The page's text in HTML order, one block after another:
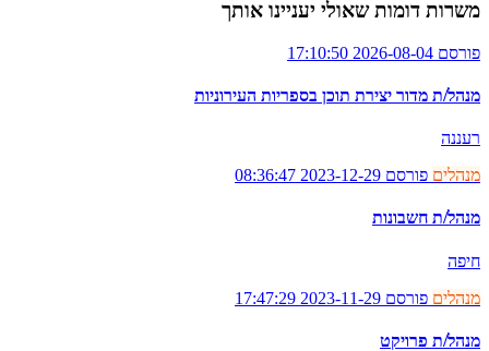
משרות דומות שאולי יעניינו אותך
פורסם 2026-08-04 17:10:50
מנהל/ת מדור יצירת תוכן בספריות העירוניות
רעננה
מנהלים פורסם 2023-12-29 08:36:47
מנהל/ת חשבונות
חיפה
מנהלים פורסם 2023-11-29 17:47:29
מנהל/ת פרויקט